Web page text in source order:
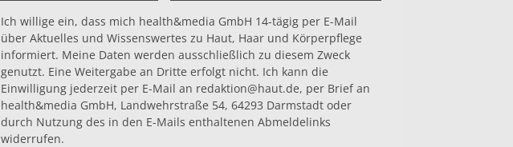
Ich willige ein, dass mich health&media GmbH 14-tägig per E-Mail
über Aktuelles und Wissenswertes zu Haut, Haar und Körperpflege
informiert. Meine Daten werden ausschließlich zu diesem Zweck
genutzt. Eine Weitergabe an Dritte erfolgt nicht. Ich kann die
Einwilligung jederzeit per E-Mail an redaktion@haut.de, per Brief an
health&media GmbH, Landwehrstraße 54, 64293 Darmstadt oder
durch Nutzung des in den E-Mails enthaltenen Abmeldelinks
widerrufen.